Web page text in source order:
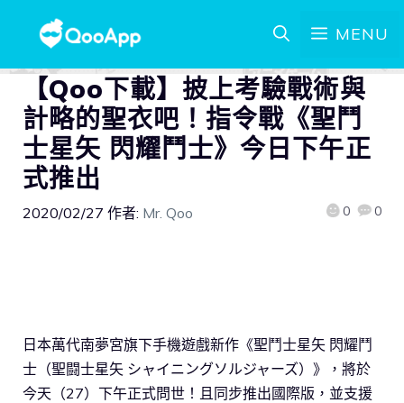
MENU
【Qoo下載】披上考驗戰術與
計略的聖衣吧！指令戰《聖鬥
士星矢 閃耀鬥士》今日下午正
式推出
2020/02/27 作者: Mr. Qoo 0 0
日本萬代南夢宮旗下手機遊戲新作《聖鬥士星矢 閃耀鬥
士（聖闘士星矢 シャイニングソルジャーズ）》，將於
今天（27）下午正式問世！且同步推出國際版，並支援